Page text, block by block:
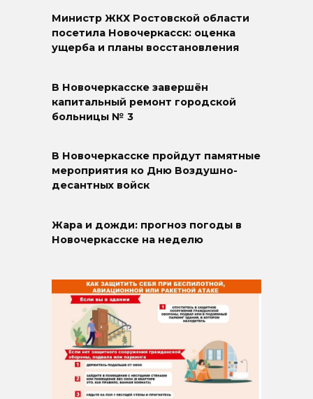
Министр ЖКХ Ростовской области
посетила Новочеркасск: оценка
ущерба и планы восстановления
В Новочеркасске завершён
капитальный ремонт городской
больницы № 3
В Новочеркасске пройдут памятные
мероприятия ко Дню Воздушно-
десантных войск
Жара и дожди: прогноз погоды в
Новочеркасске на неделю